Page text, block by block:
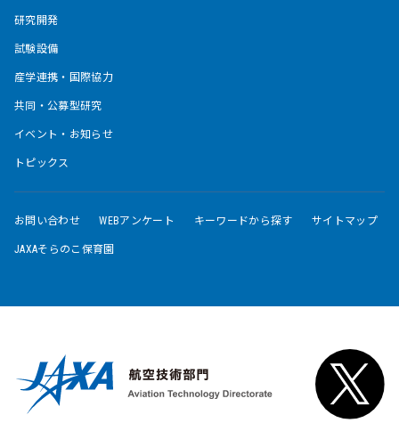
研究開発
試験設備
産学連携・国際協力
共同・公募型研究
イベント・お知らせ
トピックス
お問い合わせ WEBアンケート キーワードから探す サイトマップ
JAXAそらのこ保育園